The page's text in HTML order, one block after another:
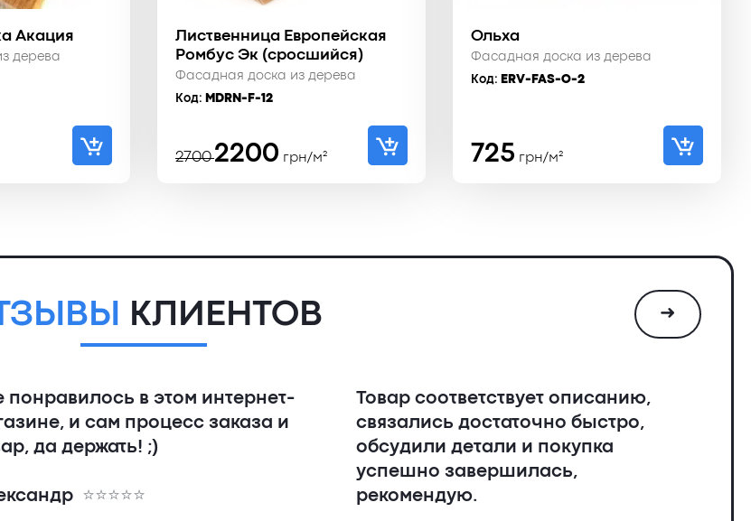
Акация
дерева
Лиственница Европейская
Ромбус Эк (сросшийся)
Фасадная доска из дерева
Код: MDRN-F-12
2700
Первоначальная
2200
Текущаягрн/м²
Ольха
Фасадная доска из дерева
Код: ERV-FAS-O-2
725 грн/м²
КЛИЕНТОВ
понравилось в этом интернет-
и сам процесс заказа и
да держать! ;)
Товар соответствует описанию,
связались достаточно быстро,
обсудили детали и покупка
успешно завершилась,
рекомендую.
➜